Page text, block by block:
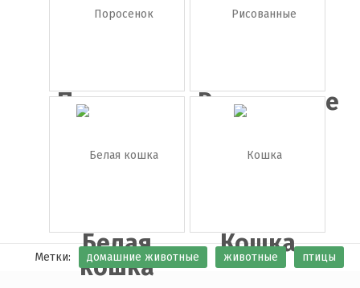
Поросенок Рисованные
животн...
Белая
кошка
Кошка
Метки: домашние животные животные птицы